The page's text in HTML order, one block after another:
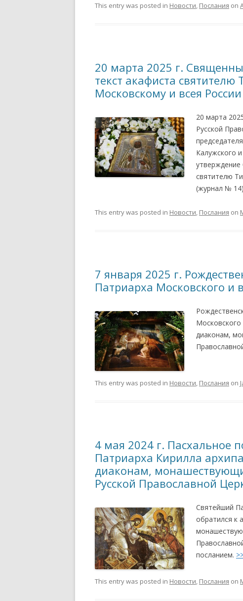
This entry was posted in Новости Послания on
20 марта 2025 г.
текст акафиста святителю
Московскому и всея России
20 марта
Русской
Калужского
утверждение
святителю
(журнал №
This entry was posted in Новости Послания on
7 января 2025 г.
Патриарха Московского и
диаконам,
This entry was posted in Новости Послания on
4 мая 2024 г. Пасхальное
Патриарха Кирилла
диаконам,
Русской Православной
Святейший
обратился к
посланием.
This entry was posted in Новости Послания on